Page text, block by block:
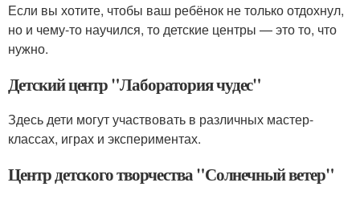
Если вы хотите, чтобы ваш ребёнок не только отдохнул,
но и чему-то научился, то детские центры — это то, что
нужно.
Детский центр "Лаборатория чудес"
Здесь дети могут участвовать в различных мастер-
классах, играх и экспериментах.
Центр детского творчества "Солнечный ветер"